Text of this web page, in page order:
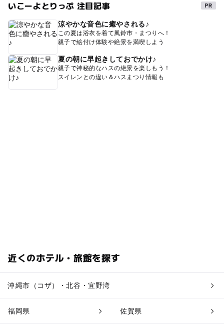
いこーよとりっぷ 注目記事
涼やかな音色に癒やされる♪
この夏は浴衣を着て風鈴市・まつりへ！
親子で絵付け体験や絶景を満喫しよう
夏の朝に早起きしておでかけ♪
親子で神秘的なハスの絶景を楽しもう！
スイレンとの違い＆ハスまつり情報も
近くのホテル・旅館を探す
沖縄市（コザ）・北谷・宜野湾
福岡県 佐賀県